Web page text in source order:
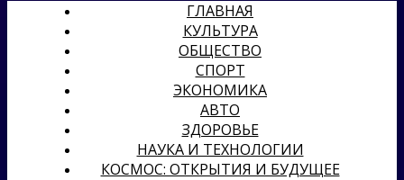
ГЛАВНАЯ
КУЛЬТУРА
ОБЩЕСТВО
СПОРТ
ЭКОНОМИКА
АВТО
ЗДОРОВЬЕ
НАУКА И ТЕХНОЛОГИИ
КОСМОС: ОТКРЫТИЯ И БУДУЩЕЕ